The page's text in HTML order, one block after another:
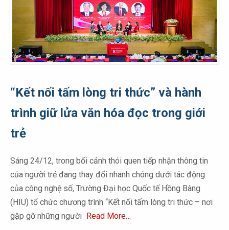
“Kết nối tấm lòng tri thức” và hành
trình giữ lửa văn hóa đọc trong giới
trẻ
Sáng 24/12, trong bối cảnh thói quen tiếp nhận thông tin
của người trẻ đang thay đổi nhanh chóng dưới tác động
của công nghệ số, Trường Đại học Quốc tế Hồng Bàng
(HIU) tổ chức chương trình “Kết nối tấm lòng tri thức – nơi
gặp gỡ những người Read More…